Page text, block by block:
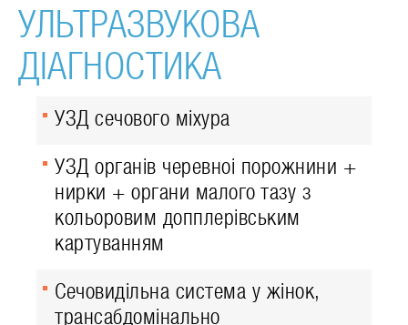
УЛЬТРАЗВУКОВА
ДІАГНОСТИКА
УЗД сечового міхура
УЗД органів черевноі порожнини +
нирки + органи малого тазу з
кольоровим допплерівським
картуванням
Сечовидільна система у жінок,
трансабдомінально